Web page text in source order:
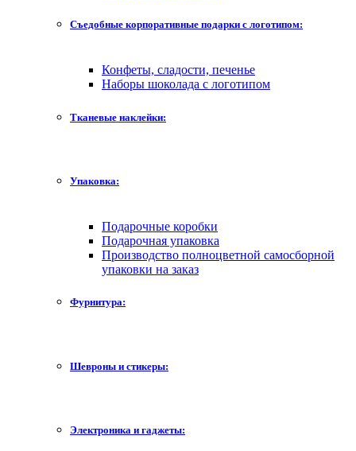
Съедобные корпоративные подарки с логотипом:
Конфеты, сладости, печенье
Наборы шоколада с логотипом
Тканевые наклейки:
Упаковка:
Подарочные коробки
Подарочная упаковка
Производство полноцветной самосборной
упаковки на заказ
Фурнитура:
Шевроны и стикеры:
Электроника и гаджеты: